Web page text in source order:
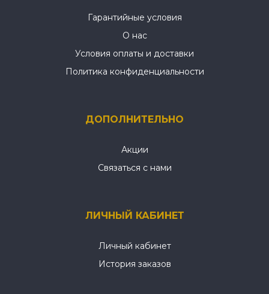
Гарантийные условия
О нас
Условия оплаты и доставки
Политика конфиденциальности
ДОПОЛНИТЕЛЬНО
Акции
Связаться с нами
ЛИЧНЫЙ КАБИНЕТ
Личный кабинет
История заказов